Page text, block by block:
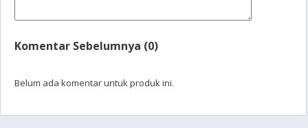
Komentar Sebelumnya (0)
Belum ada komentar untuk produk ini.